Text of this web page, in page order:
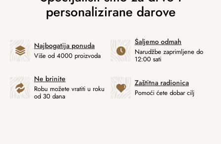
Najbogatija ponuda
Više od 4000 proizvoda
Šaljemo odmah
Narudžbe zaprimljene do
12:00 sati
Ne brinite
Robu možete vratiti u roku
od 30 dana
Zaštitna radionica
Pomoći ćete dobar cilj